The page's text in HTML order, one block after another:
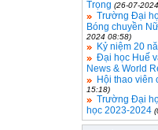
Trọng (26-07-
Trường Đại
Bóng chuyền
2024 08:58)
Kỷ niệm 20
Đại học Huế
News & World
Hội thao viên
15:18)
Trường Đại
học 2023-2024